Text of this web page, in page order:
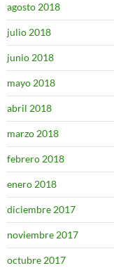
agosto 2018
julio 2018
junio 2018
mayo 2018
abril 2018
marzo 2018
febrero 2018
enero 2018
diciembre 2017
noviembre 2017
octubre 2017